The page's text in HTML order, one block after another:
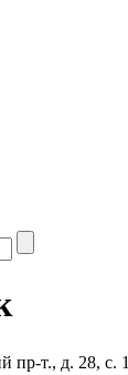
пр-т., д. 28, с. 1